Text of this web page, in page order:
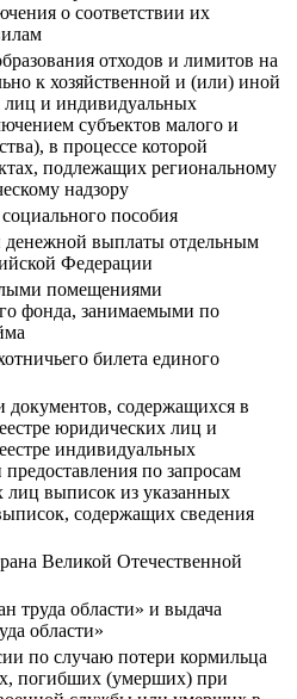
о соответствии их
отходов и лимитов на
к хозяйственной и (или) иной
лиц и индивидуальных
субъектов малого и
в процессе которой
подлежащих региональному
надзору
пособия
денежной выплаты отдельным
Федерации
помещениями
фонда, занимаемыми по
билета единого
документов, содержащихся в
юридических лиц и
индивидуальных
по запросам
выписок из указанных
содержащих сведения
Великой Отечественной
труда области» и выдача
области»
по случаю потери кормильца
погибших (умерших) при